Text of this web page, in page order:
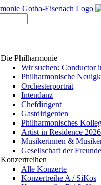
Die Philharmonie
Wir suchen: Conductor
Philharmonische
Orchesterporträt
Intendanz
Chefdirigent
Gastdirigenten
Philharmonisches
Artist in Residence
Musikerinnen &
Gesellschaft der
Konzertreihen
Alle Konzerte
Konzertreihe A / SiKos